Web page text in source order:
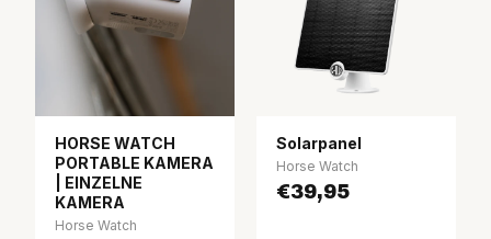
HORSE WATCH
PORTABLE KAMERA
| EINZELNE
KAMERA
Horse Watch
Solarpanel
Horse Watch
€39,95